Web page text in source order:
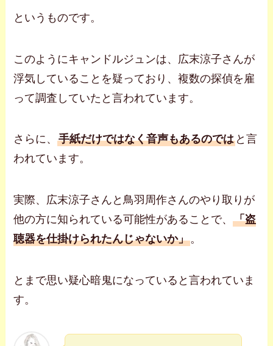
というものです。
このようにキャンドルジュンは、広末涼子さんが
浮気していることを疑っており、複数の探偵を雇
って調査していたと言われています。
さらに、手紙だけではなく音声もあるのでは と言
われています。
実際、広末涼子さんと鳥羽周作さんのやり取りが
他の方に知られている可能性があることで、「盗
聴器を仕掛けられたんじゃないか」。
とまで思い疑心暗鬼になっていると言われていま
す。